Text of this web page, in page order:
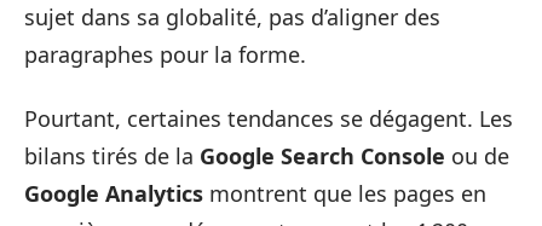
sujet dans sa globalité, pas d’aligner des
paragraphes pour la forme.
Pourtant, certaines tendances se dégagent. Les
bilans tirés de la Google Search Console ou de
Google Analytics montrent que les pages en